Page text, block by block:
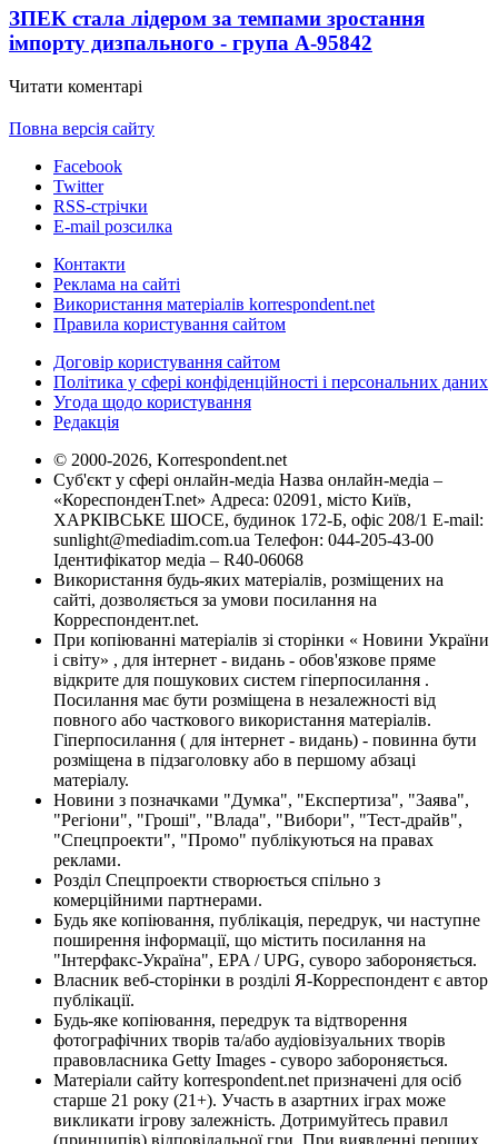
ЗПЕК стала лідером за темпами зростання
імпорту дизпального - група А-95842
Читати коментарі
Повна версія сайту
Facebook
Twitter
RSS-стрічки
E-mail розсилка
Контакти
Реклама на сайті
Використання матеріалів korrespondent.net
Правила користування сайтом
Договір користування сайтом
Політика у сфері конфіденційності і персональних даних
Угода щодо користування
Редакція
© 2000-2026, Korrespondent.net
Суб'єкт у сфері онлайн-медіа Назва онлайн-медіа –
«КореспонденТ.net» Адреса: 02091, місто Київ,
ХАРКІВСЬКЕ ШОСЕ, будинок 172-Б, офіс 208/1 E-mail:
sunlight@mediadim.com.ua Телефон: 044-205-43-00
Ідентифікатор медіа – R40-06068
Використання будь-яких матеріалів, розміщених на
сайті, дозволяється за умови посилання на
Корреспондент.net.
При копіюванні матеріалів зі сторінки « Новини України
і світу» , для інтернет - видань - обов'язкове пряме
відкрите для пошукових систем гіперпосилання .
Посилання має бути розміщена в незалежності від
повного або часткового використання матеріалів.
Гіперпосилання ( для інтернет - видань) - повинна бути
розміщена в підзаголовку або в першому абзаці
матеріалу.
Новини з позначками "Думка", "Експертиза", "Заява",
"Регіони", "Гроші", "Влада", "Вибори", "Тест-драйв",
"Спецпроекти", "Промо" публікуються на правах
реклами.
Розділ Спецпроекти створюється спільно з
комерційними партнерами.
Будь яке копіювання, публікація, передрук, чи наступне
поширення інформації, що містить посилання на
"Інтерфакс-Україна", EPA / UPG, суворо забороняється.
Власник веб-сторінки в розділі Я-Корреспондент є автор
публікації.
Будь-яке копіювання, передрук та відтворення
фотографічних творів та/або аудіовізуальних творів
правовласника Getty Images - суворо забороняється.
Матеріали сайту korrespondent.net призначені для осіб
старше 21 року (21+). Участь в азартних іграх може
викликати ігрову залежність. Дотримуйтесь правил
(принципів) відповідальної гри. При виявленні перших